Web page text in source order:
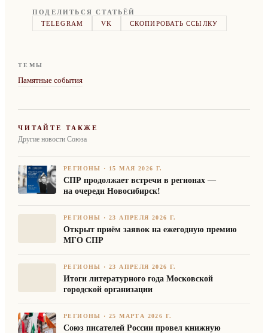
ПОДЕЛИТЬСЯ СТАТЬЁЙ
TELEGRAM
VK СКОПИРОВАТЬ ССЫЛКУ
ТЕМЫ
Памятные события
ЧИТАЙТЕ ТАКЖЕ
Другие новости Союза
РЕГИОНЫ · 15 МАЯ 2026 Г.
СПР продолжает встречи в регионах —
на очереди Новосибирск!
РЕГИОНЫ ·23 АПРЕЛЯ 2026 Г.
Открыт приём заявок на ежегодную премию
МГО СПР
РЕГИОНЫ ·23 АПРЕЛЯ 2026 Г.
Итоги литературного года Московской
городской организации
РЕГИОНЫ ·25 МАРТА 2026 Г.
Союз писателей России провел книжную